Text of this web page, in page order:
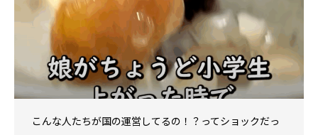
こんな人たちが国の運営してるの！？ってショックだっ